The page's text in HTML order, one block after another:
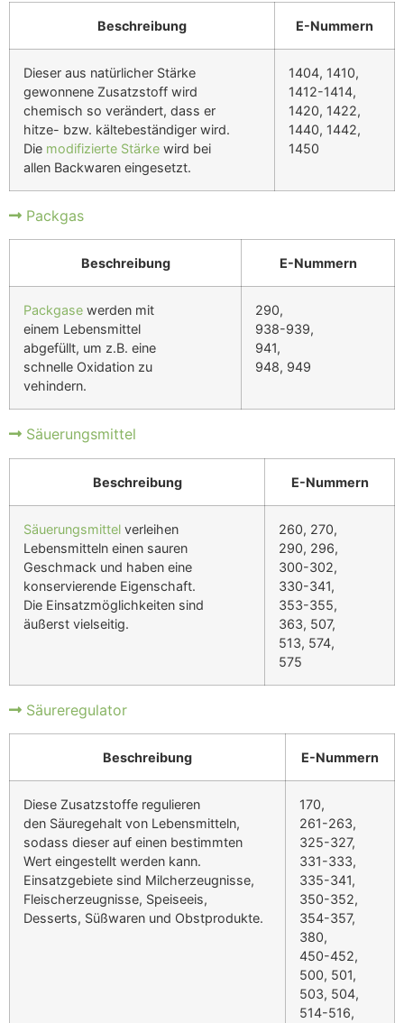
Beschreibung E-Nummern
Dieser aus natürlicher Stärke
gewonnene Zusatzstoff wird
chemisch so verändert, dass er
hitze- bzw. kältebeständiger wird.
Die modifizierte Stärke wird bei
allen Backwaren eingesetzt.
1404, 1410,
1412-1414,
1420, 1422,
1440, 1442,
1450
Packgas
Beschreibung E-Nummern
Packgase werden mit
einem Lebensmittel
abgefüllt, um z.B. eine
schnelle Oxidation zu
vehindern.
290,
938-939,
941,
948, 949
Säuerungsmittel
Beschreibung E-Nummern
Säuerungsmittel verleihen
Lebensmitteln einen sauren
Geschmack und haben eine
konservierende Eigenschaft.
Die Einsatzmöglichkeiten sind
äußerst vielseitig.
260, 270,
290, 296,
300-302,
330-341,
353-355,
363, 507,
513, 574,
575
Säureregulator
Beschreibung E-Nummern
Diese Zusatzstoffe regulieren
den Säuregehalt von Lebensmitteln,
sodass dieser auf einen bestimmten
Wert eingestellt werden kann.
Einsatzgebiete sind Milcherzeugnisse,
Fleischerzeugnisse, Speiseeis,
Desserts, Süßwaren und Obstprodukte.
170,
261-263,
325-327,
331-333,
335-341,
350-352,
354-357,
380,
450-452,
500, 501,
503, 504,
514-516,